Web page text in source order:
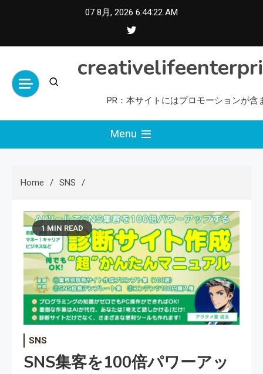
07 8月, 2026 6:44:23 AM
PR：本サイトにはプロモーションが含
Menu
Home SNS
1 MIN READ
SNS
SNS集客を100倍パワーアッ